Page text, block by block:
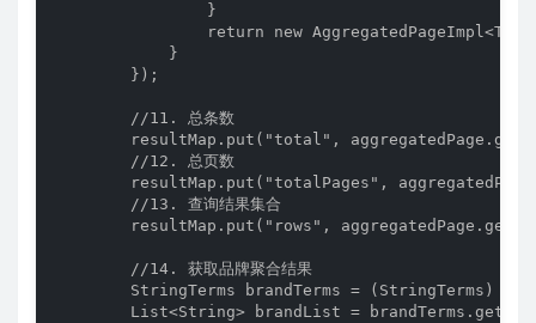
                }
return new
            }
        });
        //11. 总条数
resultMap.put("total",
        //12. 总页数
resultMap.put("totalPages",
        //13. 查询结果集合
resultMap.put("rows",
        //14. 获取品牌聚合结果
StringTerms brandTerms = (StringTerms)
List<String> brandList =